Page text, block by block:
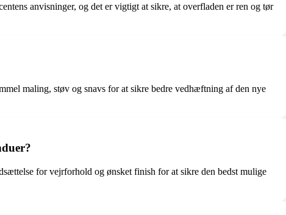
anvisninger, og det er vigtigt at sikre, at overfladen er ren og tør
maling, støv og snavs for at sikre bedre vedhæftning af den nye
for vejrforhold og ønsket finish for at sikre den bedst mulige